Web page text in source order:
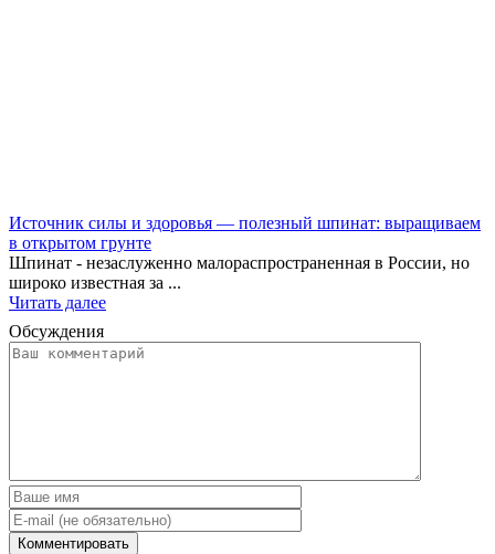
Источник силы и здоровья — полезный шпинат: выращиваем
в открытом грунте
Шпинат - незаслуженно малораспространенная в России, но
широко известная за ...
Читать далее
Обсуждения